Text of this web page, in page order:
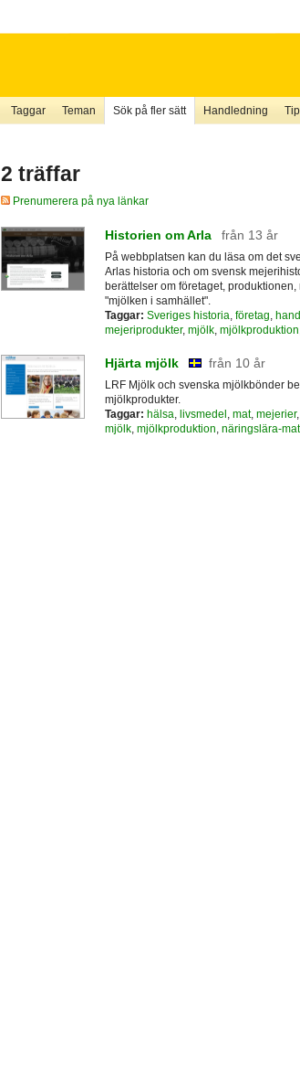
Taggar Teman Sök på fler sätt Handledning
2 träffar
Prenumerera på nya länkar
Historien om Arla från 13 år
På webbplatsen kan du läsa om det
Arlas historia och om svensk
berättelser om företaget,
"mjölken i samhället".
Taggar: Sveriges historia företag
mejeriprodukter, mjölk, mjölkproduktion
Hjärta mjölk från 10 år
LRF Mjölk och svenska mjölkbönder
mjölkprodukter.
Taggar: hälsa, livsmedel , mat, mejerier,
mjölk, mjölkproduktion, näringslära-